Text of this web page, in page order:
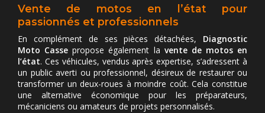
Vente de motos en l’état pour
passionnés et professionnels
En complément de ses pièces détachées, Diagnostic
Moto Casse propose également la vente de motos en
l’état. Ces véhicules, vendus après expertise, s’adressent à
un public averti ou professionnel, désireux de restaurer ou
transformer un deux-roues à moindre coût. Cela constitue
une alternative économique pour les préparateurs,
mécaniciens ou amateurs de projets personnalisés.